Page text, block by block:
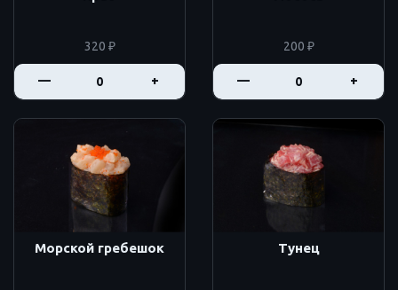
320 ₽
— +
200 ₽
— +
Морской гребешок Тунец